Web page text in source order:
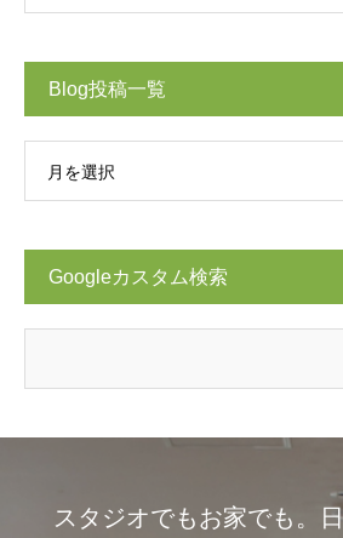
Blog投稿一覧
月を選択
Googleカスタム検索
スタジオでもお家でも。